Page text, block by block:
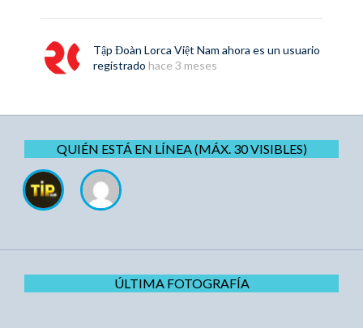
Tập Đoàn Lorca Việt Nam ahora es un usuario
registrado hace 3 meses
QUIÉN ESTÁ EN LÍNEA (MÁX. 30 VISIBLES)
ÚLTIMA FOTOGRAFÍA